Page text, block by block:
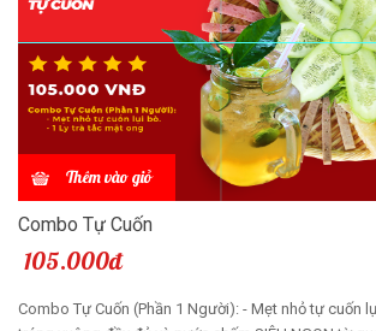
Thêm vào giỏ
Combo Tự Cuốn
105.000đ
Combo Tự Cuốn (Phần 1 Người): - Mẹt nhỏ tự cuốn